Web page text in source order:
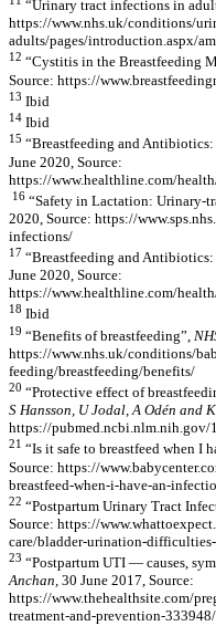
“Urinary tract infections in
https://www.nhs.uk/conditions/
adults/pages/introduction.aspx/
12 “Cystitis in the Breastfeeding
Source: https://
13 Ibid
14 Ibid
15 “Breastfeeding and
June 2020, Source:
https://www.healthline.com/
16 “Safety in Lactation: Urinary-
2020, Source: https://
infections/
17 “Breastfeeding and
June 2020, Source:
https://www.healthline.com/
18 Ibid
19 “Benefits of breastfeeding”,
https://www.nhs.uk/conditions/
feeding/breastfeeding/benefits/
20 “Protective effect of
S Hansson, U Jodal, A Odén and
https://pubmed.ncbi.nlm.nih.gov/
21 “Is it safe to breastfeed when I
Source: https://
breastfeed-when-i-have-an-
22 “Postpartum Urinary Tract
Source: https://
care/bladder-urination-
23 “Postpartum UTI — causes,
Anchan, 30 June 2017, Source:
https://www.thehealthsite.com/
treatment-and-prevention-333948/